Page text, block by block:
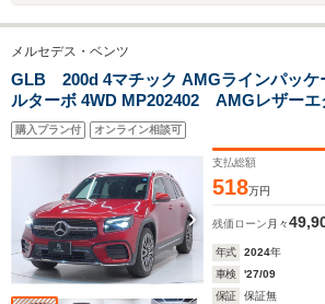
メルセデス・ベンツ
GLB 200d 4マチック AMGラインパッケ
ルターボ 4WD MP202402 AMGレザーエ
パッケージ 黒赤革シート 360°カメラ
ー 純正アルミホイール 電動リアゲート
マット ドライブレコーダー ETC 禁煙
購入プラン付 オンライン相談可
支払総額
518万円
残価ローン 月々
年式 2024年
車検
'27/09
保証
保証無